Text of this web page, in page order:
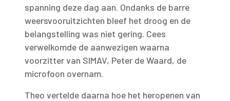
spanning deze dag aan. Ondanks de barre
weersvooruitzichten bleef het droog en de
belangstelling was niet gering. Cees
verwelkomde de aanwezigen waarna
voorzitter van SIMAV, Peter de Waard, de
microfoon overnam.
Theo vertelde daarna hoe het heropenen van